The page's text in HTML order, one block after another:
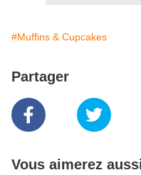
#Muffins & Cupcakes
Partager
Vous aimerez